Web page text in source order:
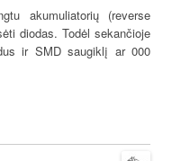
akumuliatorių (reverse
diodas. Todėl sekančioje
ir SMD saugiklį ar 000